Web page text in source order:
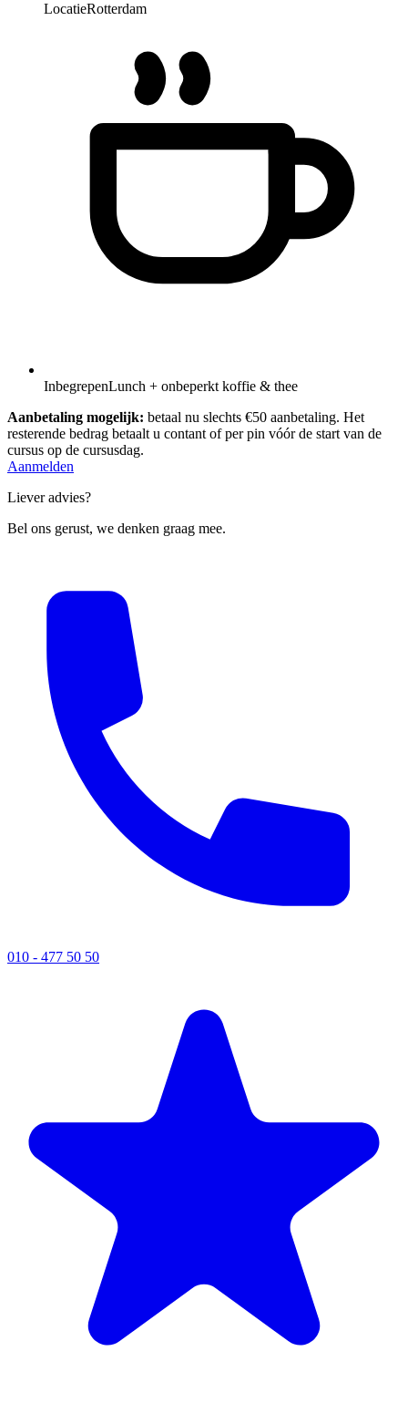
LocatieRotterdam
InbegrepenLunch + onbeperkt koffie & thee
Aanbetaling mogelijk: betaal nu slechts €50 aanbetaling. Het
resterende bedrag betaalt u contant of per pin vóór de start van de
cursus op de cursusdag.
Aanmelden
Liever advies?
Bel ons gerust, we denken graag mee.
010 - 477 50 50